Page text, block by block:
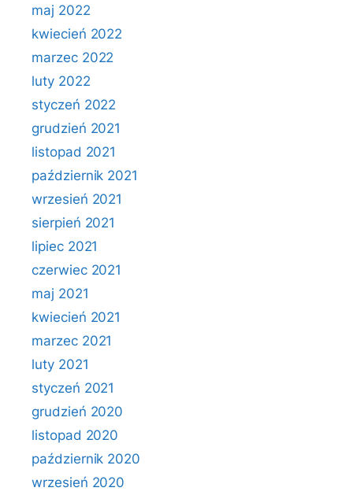
maj 2022
kwiecień 2022
marzec 2022
luty 2022
styczeń 2022
grudzień 2021
listopad 2021
październik 2021
wrzesień 2021
sierpień 2021
lipiec 2021
czerwiec 2021
maj 2021
kwiecień 2021
marzec 2021
luty 2021
styczeń 2021
grudzień 2020
listopad 2020
październik 2020
wrzesień 2020